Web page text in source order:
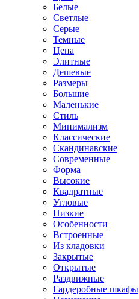
Белые
Светлые
Серые
Темные
Цена
Элитные
Дешевые
Размеры
Большие
Маленькие
Стиль
Минимализм
Классические
Скандинавские
Современные
Форма
Высокие
Квадратные
Угловые
Низкие
Особенности
Встроенные
Из кладовки
Закрытые
Открытые
Раздвижные
Гардеробные шкафы